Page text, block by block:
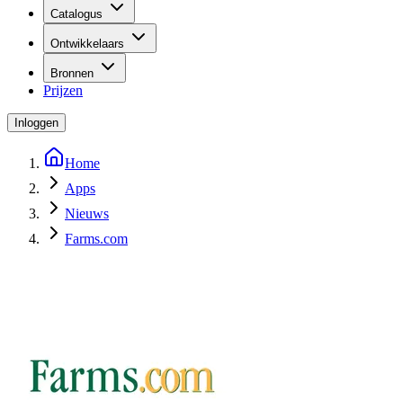
Catalogus
Ontwikkelaars
Bronnen
Prijzen
Inloggen
Home
Apps
Nieuws
Farms.com